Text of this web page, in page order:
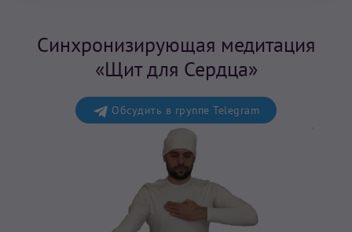
Синхронизирующая медитация
«Щит для Сердца»
Обсудить в группе Telegram